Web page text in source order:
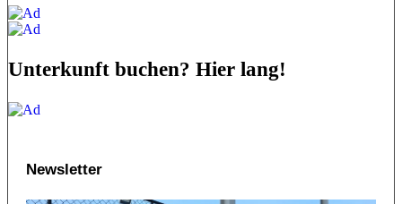
Unterkunft buchen? Hier lang!
Newsletter